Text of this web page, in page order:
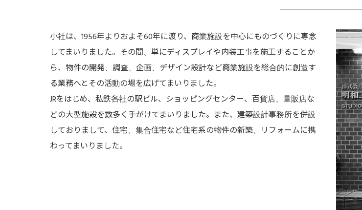
小社は、1956年よりおよそ60年に渡り、商業施設を中心にものづくりに専念
してまいりました。その間、単にディスプレイや内装工事を施工することか
ら、物件の開発、調査、企画、デザイン設計など商業施設を総合的に創造す
る業務へとその活動の場を広げてまいりました。
JRをはじめ、私鉄各社の駅ビル、ショッピングセンター、百貨店、量販店な
どの大型施設を数多く手がけてまいりました。また、建築設計事務所を併設
しておりまして、住宅、集合住宅など住宅系の物件の新築、リフォームに携
わってまいりました。